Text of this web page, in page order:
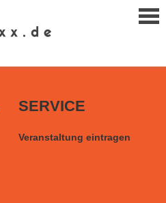
SERVICE
Veranstaltung eintragen